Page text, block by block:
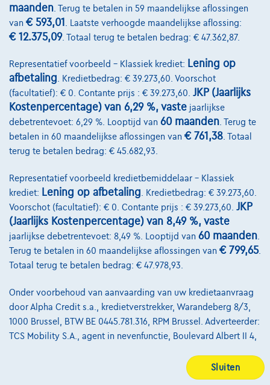
maanden . Terug te betalen in 59 maandelijkse aflossingen
van € 593,01 . Laatste verhoogde maandelijkse aflossing:
€ 12.375,09. Totaal terug te betalen bedrag: € 47.362,87.
Representatief voorbeeld – Klassiek krediet: Lening op
afbetaling. Kredietbedrag: € 39.273,60. Voorschot
(facultatief): € 0. Contante prijs : € 39.273,60. JKP (Jaarlijks
Kostenpercentage) van 6,29 %, vaste jaarlijkse
debetrentevoet: 6,29 %. Looptijd van 60 maanden. Terug te
betalen in 60 maandelijkse aflossingen van € 761,38. Totaal
terug te betalen bedrag: € 45.682,93.
Representatief voorbeeld kredietbemiddelaar – Klassiek
krediet: Lening op afbetaling . Kredietbedrag: € 39.273,60.
Voorschot (facultatief): € 0. Contante prijs : € 39.273,60. JKP
(Jaarlijks Kostenpercentage) van 8,49 %, vaste
jaarlijkse debetrentevoet: 8,49 %. Looptijd van 60 maanden
Terug te betalen in 60 maandelijkse aflossingen van € 799,65.
Totaal terug te betalen bedrag: € 47.978,93.
Onder voorbehoud van aanvaarding van uw kredietaanvraag
door Alpha Credit s.a., kredietverstrekker, Warandeberg 8/3,
1000 Brussel, BTW BE 0445.781.316, RPM Brussel. Adverteerder:
TCS Mobility S.A., agent in nevenfunctie, Boulevard Albert II 4,
RPM Brussel. Het aangaan van een lening op afbetaling valt
onder de wetgeving op het consumentenkrediet, meer bepaald
Sluiten
Onze dealers
Onze partners
Onze team
Contact
@2024 TCS Mobility SA/NV Copyright
Bijstandsvoorwaarden
Privacyverklaring
Cookiebeleid
Kwaliteitscharter
Login